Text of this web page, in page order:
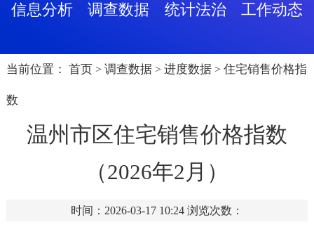
信息分析 调查数据 统计法治 工作动态
当前位置： 首页 > 调查数据 > 进度数据 > 住宅销售价格指
数
温州市区住宅销售价格指数
（2026年2月）
时间：2026-03-17 10:24 浏览次数：